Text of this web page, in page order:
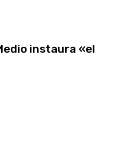
instaura «el